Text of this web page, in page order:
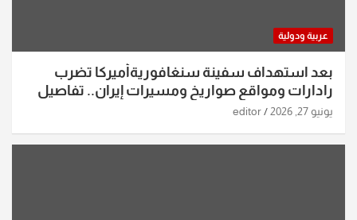
عربية ودولية
بعد استهداف سفينة سنغافوريةأميركا تضرب
رادارات ومواقع صواريخ ومسيرات إيران.. تفاصيل
الساعات الماضية
يونيو 27, 2026 editor